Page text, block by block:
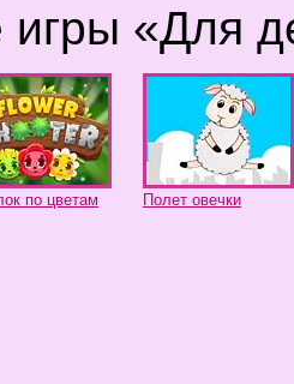
«Для
по цветам Полет овечки